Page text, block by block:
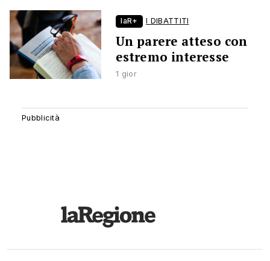
laR+ I DIBATTITI
Un parere atteso con
estremo interesse
1 gior